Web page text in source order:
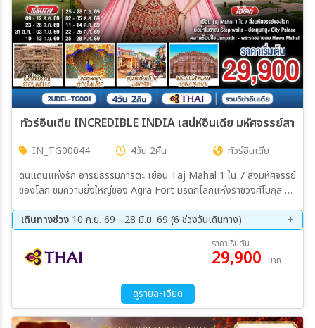
IN_TG00044 4วัน 2คืน
ทัวร์อินเดีย
ดินแดนแห่งรัก อารยธรรมภารตะ เยือน Taj Mahal 1 ใน 7 สิ่งมหัศจรรย์
ของโลก ชมความยิ่งใหญ่ของ Agra Fort มรดกโลกแห่งราชวงศ์โมกุล ชม
รับและช้อปปิ้งสินค้าพื้นเมือง
เดินทางช่วง 10 ก.ย. 69 - 28 มิ.ย. 69 (6 ช่วงวันเดินทาง)
25 ก.ย. 69 - 28 ก.ย. 69
02 ต.ค. 69 - 05 ต.ค. 69
11 ต.ค. 69 - 14 ต.ค. 69
22 ต.ค. 69 - 25 ต.ค. 69
25 ต.ค. 69 - 28 มิ.ย. 69
ราคาเริ่มต้น
29,900 บาท
ดูรายละเอียด